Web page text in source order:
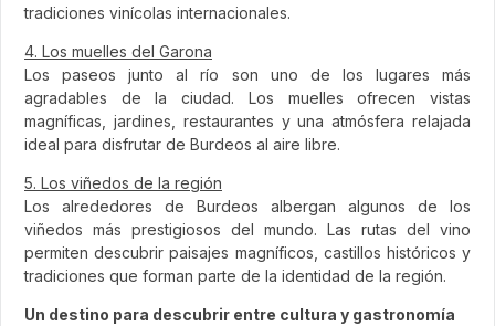
tradiciones vinícolas internacionales.
4. Los muelles del Garona
Los paseos junto al río son uno de los lugares más
agradables de la ciudad. Los muelles ofrecen vistas
magníficas, jardines, restaurantes y una atmósfera relajada
ideal para disfrutar de Burdeos al aire libre.
5. Los viñedos de la región
Los alrededores de Burdeos albergan algunos de los
viñedos más prestigiosos del mundo. Las rutas del vino
permiten descubrir paisajes magníficos, castillos históricos y
tradiciones que forman parte de la identidad de la región.
Un destino para descubrir entre cultura y gastronomía